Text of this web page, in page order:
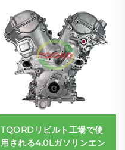
TQORDリビルト工場で使
用される4.0Lガソリンエン